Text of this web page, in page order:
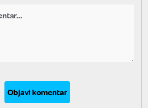
Objavi komentar